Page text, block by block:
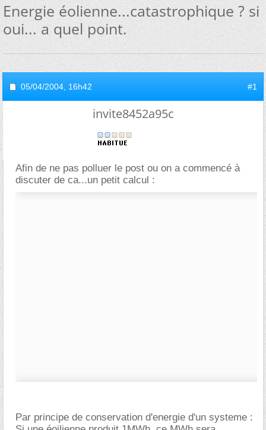
Energie éolienne...catastrophique ? si
oui... a quel point.
05/04/2004, 16h42 #1
invite8452a95c
Afin de ne pas polluer le post ou on a commencé à
discuter de ca...un petit calcul :
Par principe de conservation d'energie d'un systeme :